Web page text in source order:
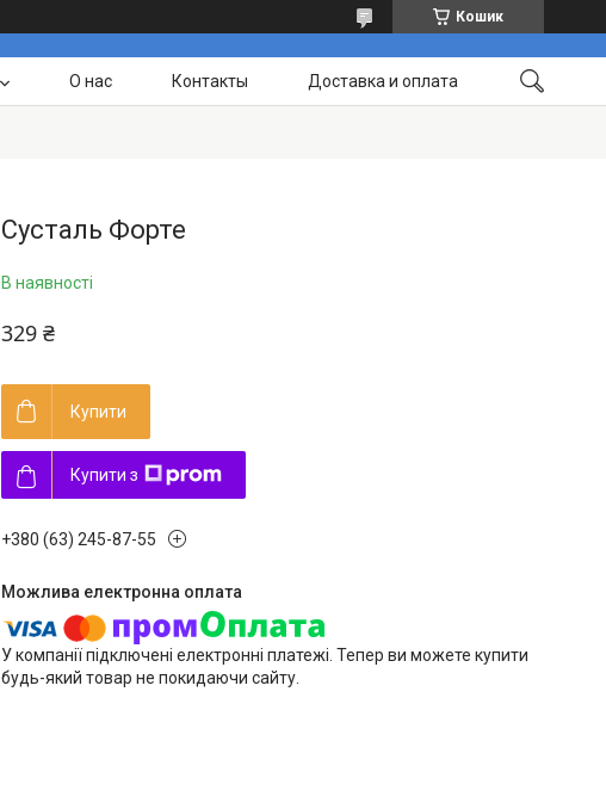
Кошик
О нас Контакты Доставка и оплата
Сусталь Форте
В наявності
329 ₴
Купити
Купити з
+380 (63) 245-87-55
У компанії підключені електронні платежі. Тепер ви можете купити
будь-який товар не покидаючи сайту.